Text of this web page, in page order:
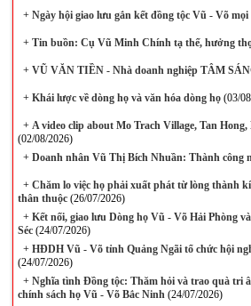
+Ngày hội giao lưu gắn kết đồng tộc Vũ - Võ mọi
+Tin buồn: Cụ Vũ Minh Chính tạ thế, hưởng
+VŨ VĂN TIỀN - Nhà doanh nghiệp TÂM
+Khái lược về dòng họ và văn hóa dòng họ(03/
+A video clip about Mo Trach Village, Tan
(02/08/2026)
+Doanh nhân Vũ Thị Bích Nhuần: Thành công
+Chăm lo việc họ phải xuất phát từ lòng thành
thân thuộc(26/07/2026)
+Kết nối, giao lưu Dòng họ Vũ - Võ Hải Phòng
Séc(24/07/2026)
+HĐDH Vũ - Võ tỉnh Quảng Ngãi tổ chức hội
(24/07/2026)
+Nghĩa tình Đồng tộc: Thăm hỏi và trao quà tri
chính sách họ Vũ - Võ Bắc Ninh(24/07/2026)